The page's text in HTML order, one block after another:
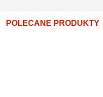
POLECANE PRODUKTY